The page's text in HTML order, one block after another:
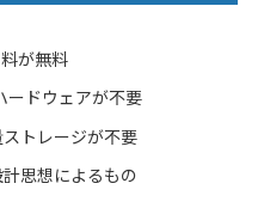
が無料
ードウェアが不要
トレージが不要
思想によるもの